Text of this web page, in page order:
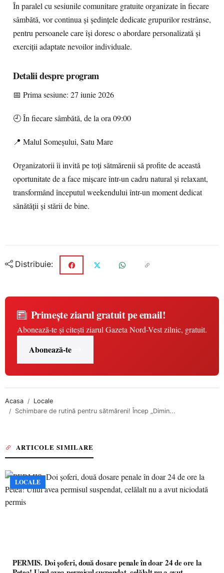
În paralel cu sesiunile comunitare gratuite organizate în fiecare
sâmbătă, vor continua și ședințele dedicate grupurilor restrânse,
pentru persoanele care își doresc o abordare personalizată și
exerciții adaptate nevoilor individuale.
Detalii despre program
📅 Prima sesiune: 27 iunie 2026
🕘 În fiecare sâmbătă, de la ora 09:00
📍 Malul Someșului, Satu Mare
Organizatorii îi invită pe toți sătmărenii să profite de această
oportunitate de a face mișcare într-un cadru natural și relaxant,
transformând începutul weekendului într-un moment dedicat
sănătății și stării de bine.
Distribuie:
Primește ziarul gratuit pe email!
Abonează-te și citești ziarul Gazeta Nord-Vest zilnic, gratuit.
Abonează-te
Acasa
Locale
Schimbare de rutină pentru sătmăreni! Încep „Dimin...
ARTICOLE SIMILARE
LOCALE
PERMIS. Doi șoferi, două dosare penale în doar 24 de ore la